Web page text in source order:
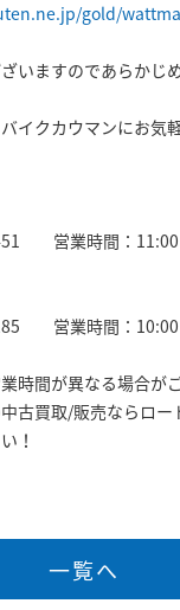
gold/
いますのであらかじ
イクカウマンにお気
営業時間：11:00
営業時間：10:00
時間が異なる場合がご
古買取/販売ならロー
！
一覧へ